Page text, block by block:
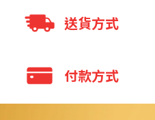
微粒化
乳清蛋白，好吸
長。
✅3種水溶性纖維，
送貨方式
全家 取貨不付款
7-11 取貨不付款
宅配
付款方式